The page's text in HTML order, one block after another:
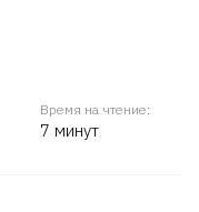
Время на чтение:
7 минут